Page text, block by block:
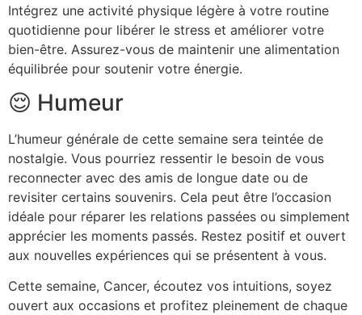
Intégrez une activité physique légère à votre routine
quotidienne pour libérer le stress et améliorer votre
bien-être. Assurez-vous de maintenir une alimentation
équilibrée pour soutenir votre énergie.
😌 Humeur
L’humeur générale de cette semaine sera teintée de
nostalgie. Vous pourriez ressentir le besoin de vous
reconnecter avec des amis de longue date ou de
revisiter certains souvenirs. Cela peut être l’occasion
idéale pour réparer les relations passées ou simplement
apprécier les moments passés. Restez positif et ouvert
aux nouvelles expériences qui se présentent à vous.
Cette semaine, Cancer, écoutez vos intuitions, soyez
ouvert aux occasions et profitez pleinement de chaque